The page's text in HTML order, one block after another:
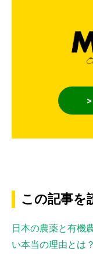
この記事を
日本の農薬と有機
い本当の理由とは？